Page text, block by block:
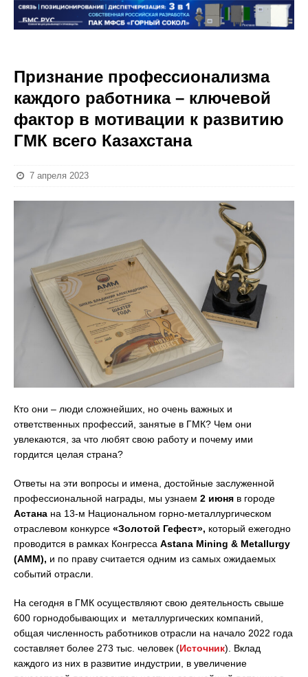
Признание профессионализма
каждого работника – ключевой
фактор в мотивации к развитию
ГМК всего Казахстана
7 апреля 2023
Кто они – люди сложнейших, но очень важных и
ответственных профессий, занятые в ГМК? Чем они
увлекаются, за что любят свою работу и почему ими
гордится целая страна?
Ответы на эти вопросы и имена, достойные заслуженной
профессиональной награды, мы узнаем 2 июня в городе
Астана на 13-м Национальном горно-металлургическом
отраслевом конкурсе «Золотой Гефест», который ежегодно
проводится в рамках Конгресса Astana Mining & Metallurgy
(АММ), и по праву считается одним из самых ожидаемых
событий отрасли.
На сегодня в ГМК осуществляют свою деятельность свыше
600 горнодобывающих и металлургических компаний,
общая численность работников отрасли на начало 2022 года
составляет более 273 тыс. человек (Источник). Вклад
каждого из них в развитие индустрии, в увеличение